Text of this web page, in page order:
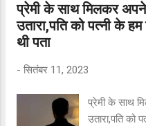
पोस्टमार्टम के
प्रेमी के साथ मिलकर
उतारा,पति को पत्नी के
थी पता
- सितंबर 11, 2023
प्रेमी के साथ
उतारा,पति को